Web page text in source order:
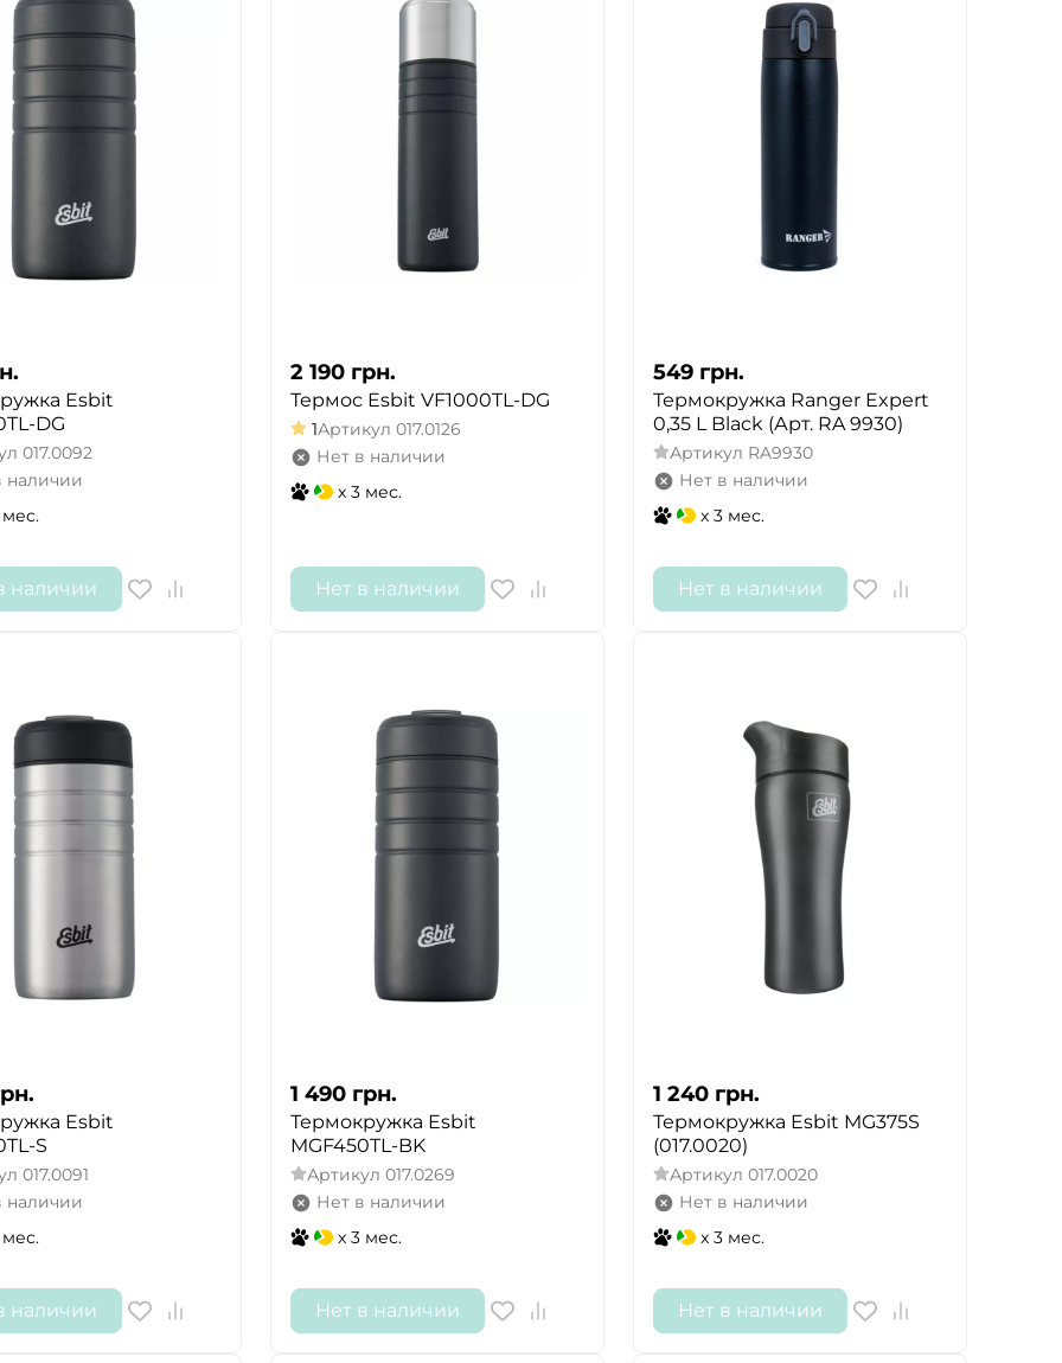
Esbit
DG
017.0092
наличии
мес.
наличии
2 190 грн.
Термос Esbit VF1000TL-DG
1Артикул 017.0126
Нет в наличии
x 3 мес.
Нет в наличии
549 грн.
Термокружка Ranger Expert
0,35 L Black (Арт. RA 9930)
Артикул RA9930
Нет в наличии
x 3 мес.
Нет в наличии
Esbit
S
017.0091
наличии
мес.
наличии
1 490 грн.
Термокружка Esbit
MGF450TL-BK
Артикул 017.0269
Нет в наличии
x 3 мес.
Нет в наличии
1 240 грн.
Термокружка Esbit MG375S
(017.0020)
Артикул 017.0020
Нет в наличии
x 3 мес.
Нет в наличии